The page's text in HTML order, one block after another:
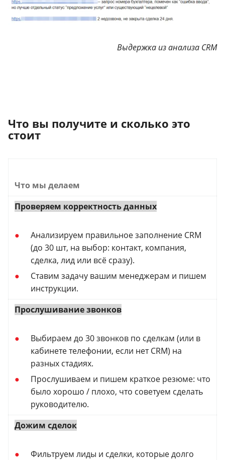
Выдержка из анализа CRM
Что вы получите и сколько это
стоит
Что мы делаем
Проверяем корректность данных
Анализируем правильное заполнение CRM
(до 30 шт, на выбор: контакт, компания,
сделка, лид или всё сразу).
Ставим задачу вашим менеджерам и пишем
инструкции.
Прослушивание звонков
Выбираем до 30 звонков по сделкам (или в
кабинете телефонии, если нет CRM) на
разных стадиях.
Прослушиваем и пишем краткое резюме: что
было хорошо / плохо, что советуем сделать
руководителю.
Дожим сделок
Фильтруем лиды и сделки, которые долго